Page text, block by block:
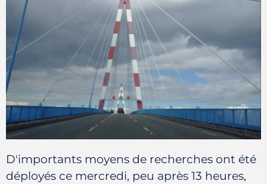
D'importants moyens de recherches ont été
déployés ce mercredi, peu après 13 heures,